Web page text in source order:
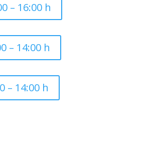
– 16:00 h
– 14:00 h
– 14:00 h